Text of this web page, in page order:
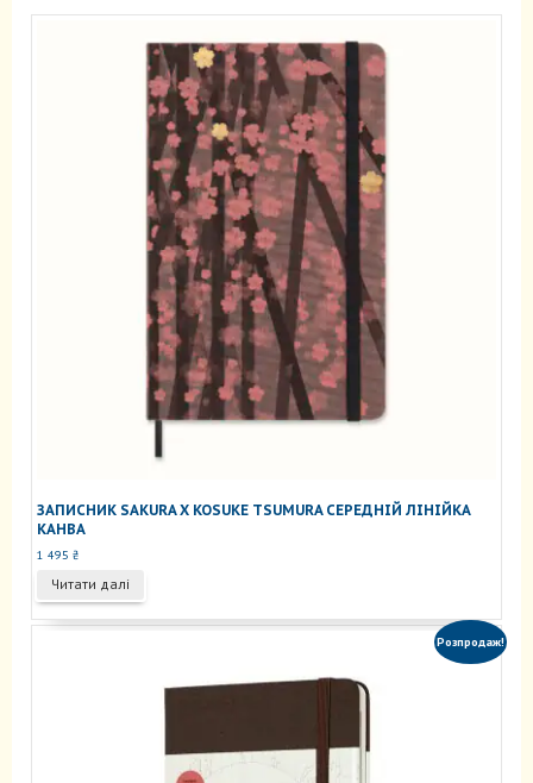
ЗАПИСНИК SAKURA X KOSUKE TSUMURA СЕРЕДНІЙ ЛІНІЙКА
КАНВА
1 495 ₴
Читати далі
Розпродаж!